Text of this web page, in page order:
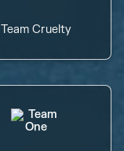
Team Cruelty